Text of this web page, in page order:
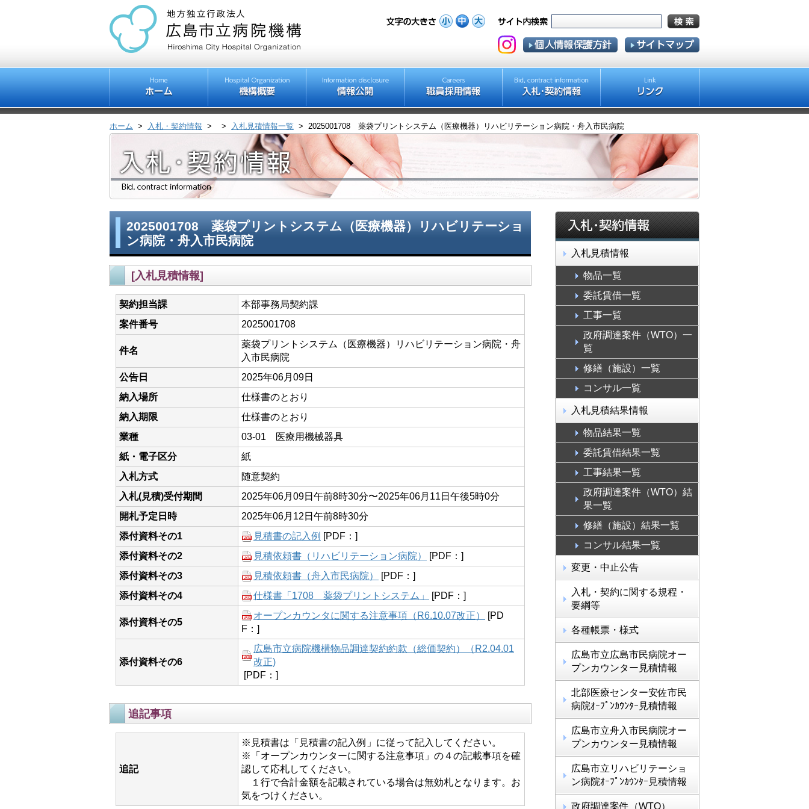
ホーム > 入札・契約情報 > > 入札見積情報一覧 > 2025001708 薬袋プリントシステム（医療機器）リハビリテーション病院・舟入市民病院
2025001708 薬袋プリントシステム（医療機器）リハビリテーショ
ン病院・舟入市民病院
[入札見積情報]
契約担当課
本部事務局契約課
案件番号
2025001708
件名
薬袋プリントシステム（医療機器）リハビリテーション病院・舟
入市民病院
公告日
2025年06月09日
納入場所
仕様書のとおり
納入期限
仕様書のとおり
業種
03-01 医療用機械器具
紙・電子区分
紙
入札方式
随意契約
入札(見積)受付期間
2025年06月09日午前8時30分〜2025年06月11日午後5時0分
開札予定日時
2025年06月12日午前8時30分
添付資料その1
見積書の記入例 [PDF：]
添付資料その2
見積依頼書（リハビリテーション病院）
[PDF：]
添付資料その3
見積依頼書（舟入市民病院）
[PDF：]
添付資料その4
仕様書「1708 薬袋プリントシステム」 [PDF：]
添付資料その5
オープンカウンタに関する注意事項（R6.10.07改正）
[PD
F：]
添付資料その6
広島市立病院機構物品調達契約約款（総価契約）（R2.04.01
改正)
[PDF：]
追記事項
追記
※見積書は「見積書の記入例」に従って記入してください。
※「オープンカウンターに関する注意事項」の４の記載事項を確
認して応札してください。
１行で合計金額を記載されている場合は無効札となります。お
気をつけください。
入札見積情報
物品一覧
委託賃借一覧
工事一覧
政府調達案件（WTO）一
覧
修繕（施設）一覧
コンサル一覧
入札見積結果情報
物品結果一覧
委託賃借結果一覧
工事結果一覧
政府調達案件（WTO）結
果一覧
修繕（施設）結果一覧
コンサル結果一覧
変更・中止公告
入札・契約に関する規程・
要綱等
各種帳票・様式
広島市立広島市民病院オー
プンカウンター見積情報
北部医療センター安佐市民
病院ｵｰﾌﾟﾝｶｳﾝﾀｰ見積情報
広島市立舟入市民病院オー
プンカウンター見積情報
広島市立リハビリテーショ
ン病院ｵｰﾌﾟﾝｶｳﾝﾀｰ見積情報
政府調達案件（WTO）